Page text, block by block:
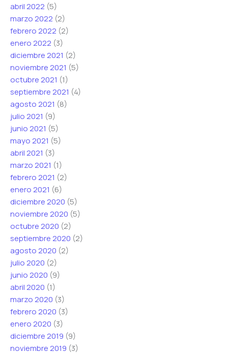
abril 2022 (5)
marzo 2022 (2)
febrero 2022 (2)
enero 2022 (3)
diciembre 2021 (2)
noviembre 2021 (5)
octubre 2021 (1)
septiembre 2021 (4)
agosto 2021 (8)
julio 2021 (9)
junio 2021 (5)
mayo 2021 (5)
abril 2021 (3)
marzo 2021 (1)
febrero 2021 (2)
enero 2021 (6)
diciembre 2020 (5)
noviembre 2020 (5)
octubre 2020 (2)
septiembre 2020 (2)
agosto 2020 (2)
julio 2020 (2)
junio 2020 (9)
abril 2020 (1)
marzo 2020 (3)
febrero 2020 (3)
enero 2020 (3)
diciembre 2019 (9)
noviembre 2019 (3)